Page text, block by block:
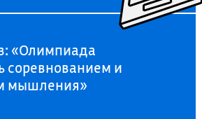
«Олимпиада
соревнованием и
мышления»